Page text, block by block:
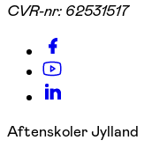
CVR-nr: 62531517
Aftenskoler Jylland